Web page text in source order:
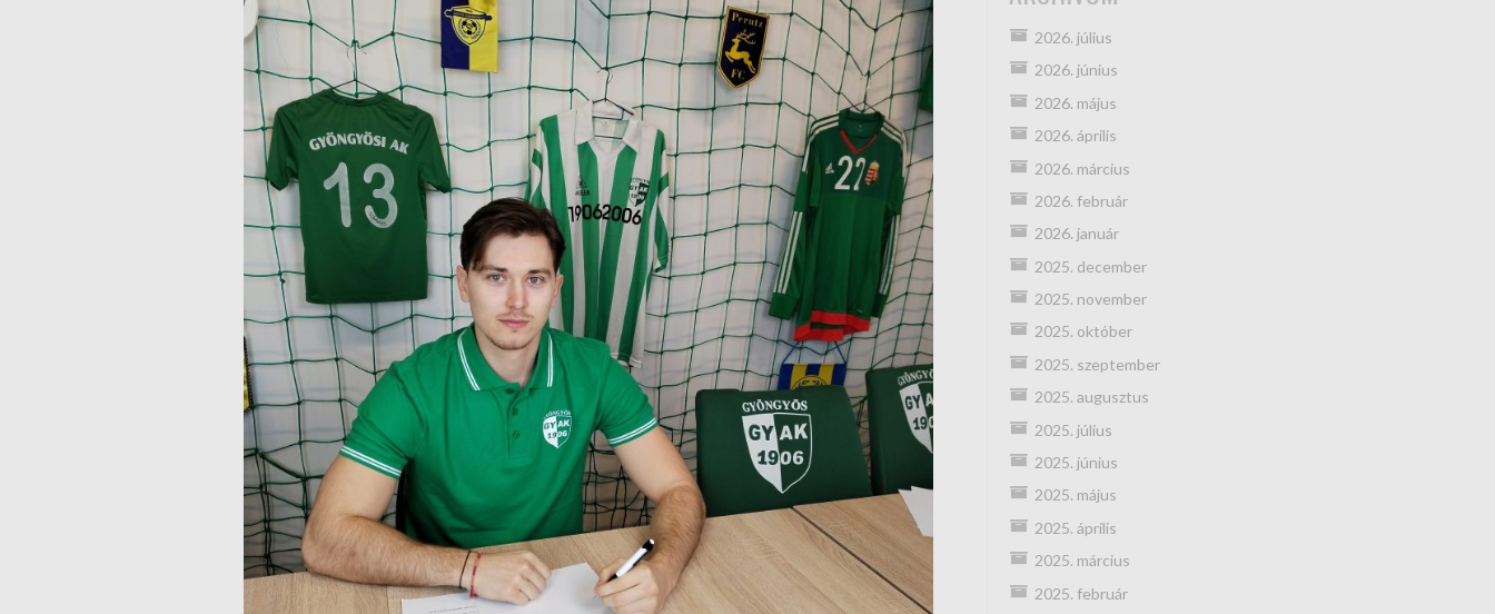
2026. július
2026. június
2026. május
2026. április
2026. március
2026. február
2026. január
2025. december
2025. november
2025. október
2025. szeptember
2025. augusztus
2025. július
2025. június
2025. május
2025. április
2025. március
2025. február